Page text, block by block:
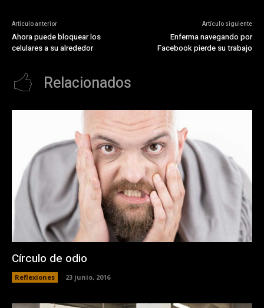
Artículo anterior
Ahora puede bloquear los
celulares a su alrededor
Artículo siguiente
Enferma navegando por
Facebook pierde su trabajo
Relacionados
Círculo de odio
Reflexiones 23 junio, 2016